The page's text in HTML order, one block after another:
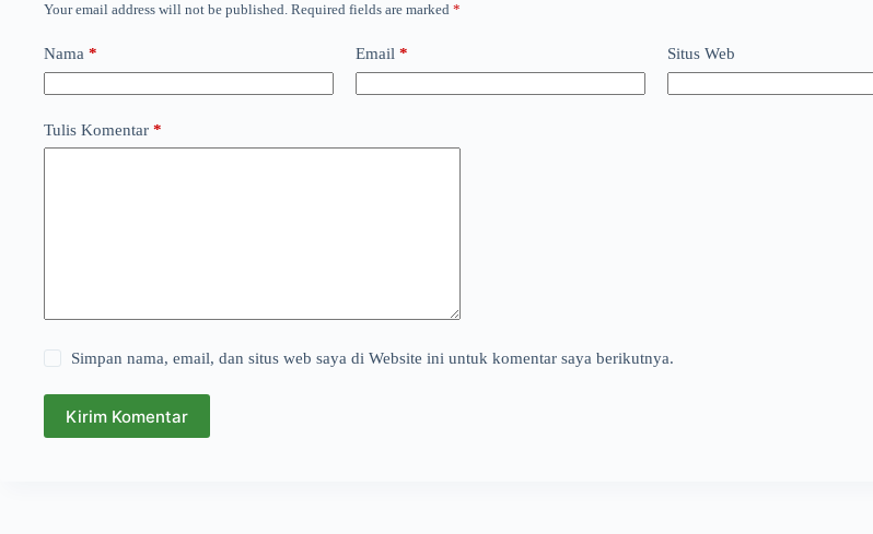
Your email address will not be published. Required fields are marked *
Nama * Email * Situs Web
Tulis Komentar *
Simpan nama, email, dan situs web saya di Website ini untuk komentar saya berikutnya.
Kirim Komentar